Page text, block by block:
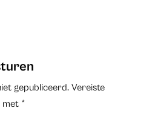
gepubliceerd. Vereiste
met *